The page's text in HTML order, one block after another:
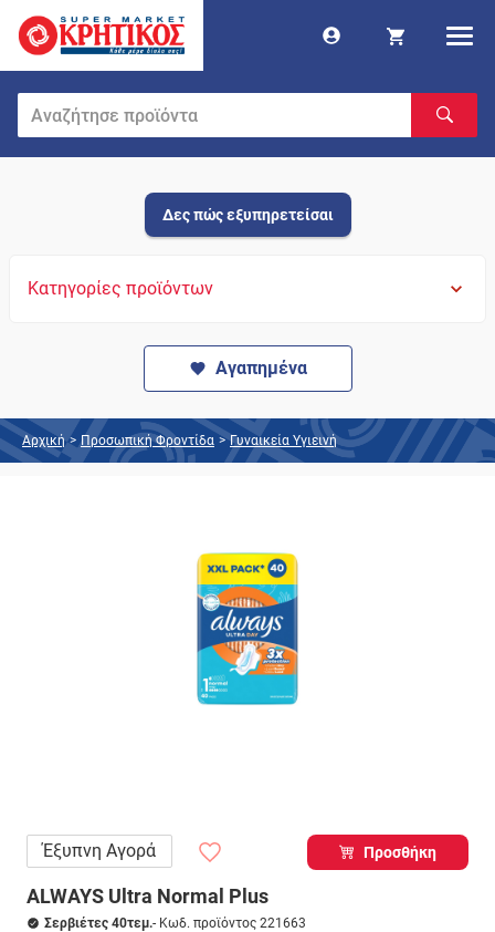
Δες πώς εξυπηρετείσαι
Κατηγορίες προϊόντων
Αγαπημένα
Αρχική > Προσωπική Φροντίδα > Γυναικεία Υγιεινή
Έξυπνη Αγορά Προσθήκη
ALWAYS Ultra Normal Plus
Σερβιέτες 40τεμ.- Κωδ. προϊόντος 221663